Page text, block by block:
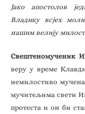
Јако апостолов
Владику всјех
нашим велију
Свештеномученик
веру у време
немилостиво мучена
мучитељима свети
протеста и он би